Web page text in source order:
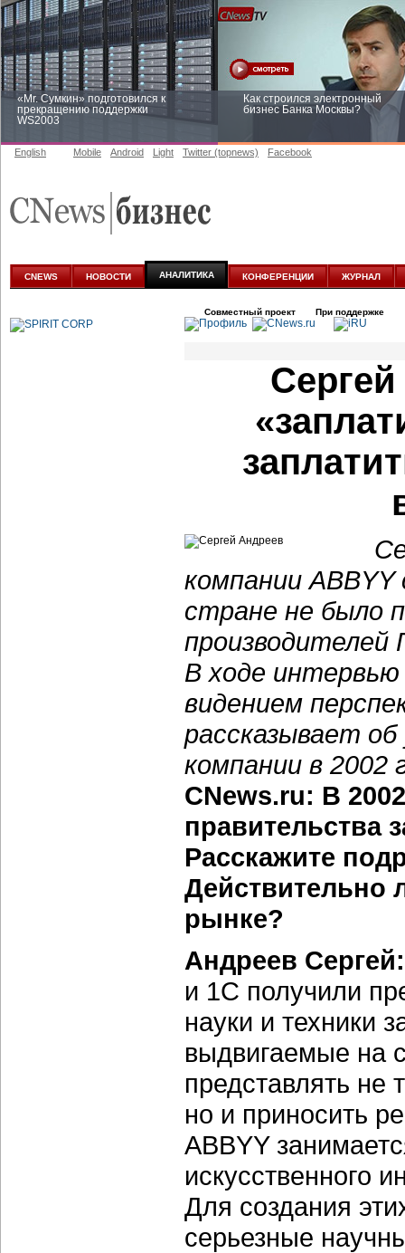
«Mr. Сумкин» подготовился к
прекращению поддержки
WS2003
Как строился электронный
бизнес Банка Москвы?
аналитике
English Mobile Android Light Twitter (topnews) Facebook
CNEWS НОВОСТИ АНАЛИТИКА КОНФЕРЕНЦИИ ЖУРНАЛ
Совместный проект При поддержке
компании
стране не было
В ходе
видением
рассказывает об
компании в 2002
CNews.ru: В
правительства
Расскажите
Действительно
рынке?
Андреев Сергей:
и 1С получили
науки и техники
выдвигаемые на
представлять не
но и приносить
ABBYY
искусственного
Для создания
серьезные